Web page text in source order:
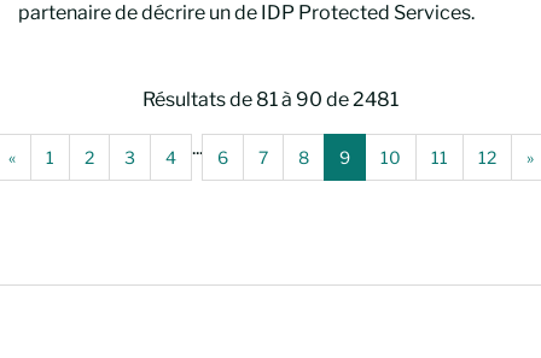
partenaire de décrire un de IDP Protected Services.
Résultats de 81 à 90 de 2481
«(Page de recherche précédente)
1 2 3 4 ... 6 7 8 9(Page actuelle)
10 11 12 »